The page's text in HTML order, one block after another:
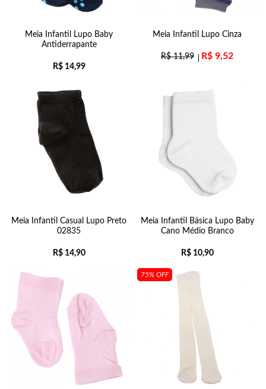
Meia Infantil Lupo Baby
Antiderrapante
R$14,99
Meia Infantil Lupo Cinza
R$11,99 R$ 9,52
Meia Infantil Casual Lupo Preto
02835
R$14,90
Meia Infantil Básica Lupo Baby
Cano Médio Branco
R$10,90
75% OFF